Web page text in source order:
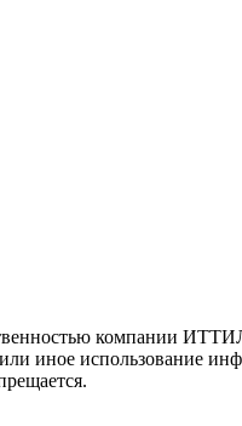
компании
иное использование